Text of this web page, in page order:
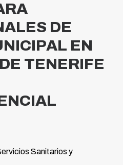
virtualDE
EN
TENERIFE
Sanitarios y